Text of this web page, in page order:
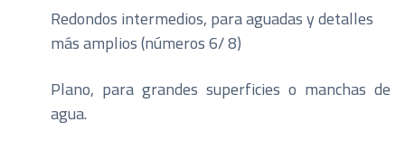
Redondos intermedios, para aguadas y detalles
más amplios (números 6/ 8)
Plano, para grandes superficies o manchas de
agua.